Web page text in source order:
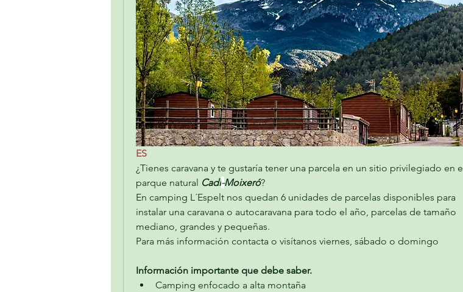
ES
¿Tienes caravana y te gustaría tener una parcela en un sitio privilegiado en el
parque natural Cadí-Moixeró?
En camping L´Espelt nos quedan 6 unidades de parcelas disponibles para
instalar una caravana o autocaravana para todo el año, parcelas de tamaño
mediano, grandes y pequeñas.
Para más información contacta o visítanos viernes, sábado o domingo
Información importante que debe saber.
Camping enfocado a alta montaña